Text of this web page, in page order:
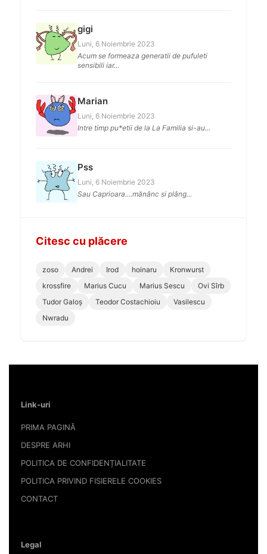
gigi
Luni, 6 Noiembrie 2023
Acum se formeaza generatii de pufuleti
sensibili iar...
Marian
Luni, 6 Noiembrie 2023
Intre timp pu*etii de la La Familia si-au...
Pss
Luni, 6 Noiembrie 2023
Sau Caprioara....mănânc si plâng...
Citesc cu plăcere
zoso Andrei Irod hoinaru
Kronwurst
krossfire
Marius Cucu Marius Sescu
Ovi Sîrb
Tudor Galoș
Teodor Costachioiu
Vasilescu
Nwradu
Link-uri
PRIMA PAGINĂ
DESPRE ARHI
POLITICA DE CONFIDENȚIALITATE
POLITICA PRIVIND FISIERELE COOKIES
CONTACT
Legal